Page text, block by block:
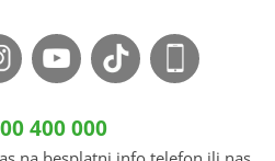
400 000